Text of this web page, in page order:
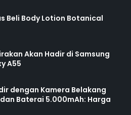
Beli Body Lotion Botanical
Akan Hadir di Samsung
A55
dengan Kamera Belakang
Baterai 5.000mAh: Harga